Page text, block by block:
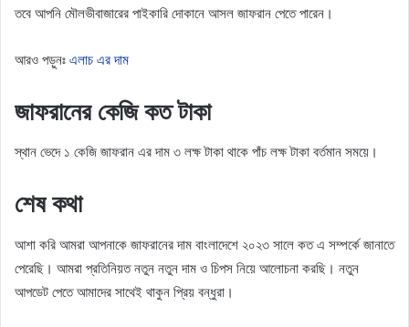
তবে আপনি মৌলভীবাজারের পাইকারি দোকানে আসল জাফরান পেতে পারেন।
আরও পড়ুনঃ এলাচ এর দাম
জাফরানের কেজি কত টাকা
স্থান ভেদে ১ কেজি জাফরান এর দাম ৩ লক্ষ টাকা থাকে পাঁচ লক্ষ টাকা বর্তমান সময়ে।
শেষ কথা
আশা করি আমরা আপনাকে জাফরানের দাম বাংলাদেশে ২০২৩ সালে কত এ সম্পর্কে জানাতে
পেরেছি। আমরা প্রতিনিয়ত নতুন নতুন দাম ও চিপস নিয়ে আলোচনা করছি। নতুন
আপডেট পেতে আমাদের সাথেই থাকুন প্রিয় বন্ধুরা।